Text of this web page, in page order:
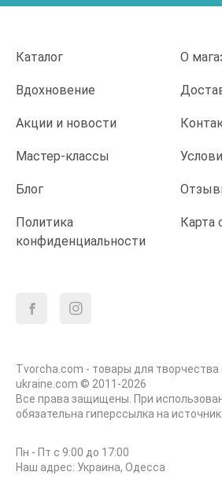
Каталог О
Вдохновение
Акции и новости
Мастер-классы
Блог
Политика
конфиденциальности
Карта
Tvorcha.com - товары для
ukraine.com © 2011-2026
Все права защищены. При
обязательна гиперссылка на источник.
Пн - Пт с 9:00 до 17:00
Наш адрес: Украина, Одесса